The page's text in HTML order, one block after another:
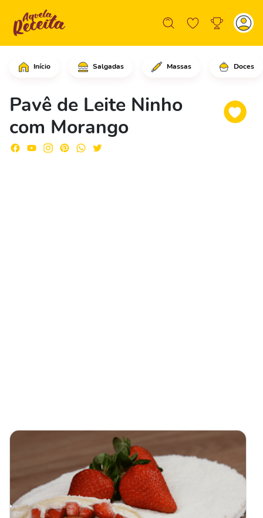
Início Salgadas Massas Doces
Pavê de Leite Ninho
com Morango
Em uma panela coloque o leite